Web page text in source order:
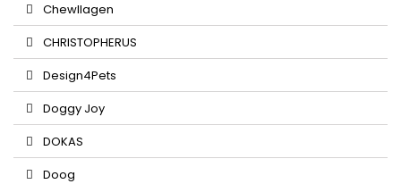
Chewllagen
CHRISTOPHERUS
Design4Pets
Doggy Joy
DOKAS
Doog